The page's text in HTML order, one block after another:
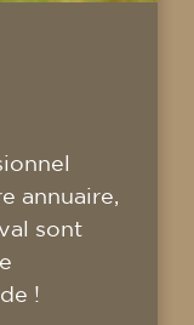
annuaire,
sont
!